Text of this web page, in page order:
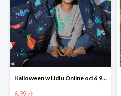
Halloween w Lidlu Online od 6,99 zł
6.99 zł